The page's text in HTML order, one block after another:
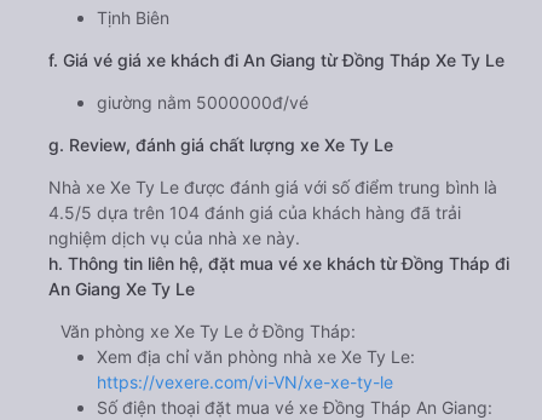
Tịnh Biên
f. Giá vé giá xe khách đi An Giang từ Đồng Tháp Xe Ty Le
giường nằm 5000000đ/vé
g. Review, đánh giá chất lượng xe Xe Ty Le
Nhà xe Xe Ty Le được đánh giá với số điểm trung bình là
4.5/5 dựa trên 104 đánh giá của khách hàng đã trải
nghiệm dịch vụ của nhà xe này.
h. Thông tin liên hệ, đặt mua vé xe khách từ Đồng Tháp đi
An Giang Xe Ty Le
Văn phòng xe Xe Ty Le ở Đồng Tháp:
Xem địa chỉ văn phòng nhà xe Xe Ty Le:
https://vexere.com/vi-VN/xe-xe-ty-le
Số điện thoại đặt mua vé xe Đồng Tháp An Giang: